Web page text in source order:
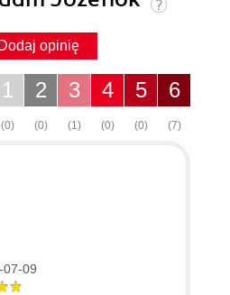
Dodaj opinię
6
(7)
5
(0)
4
(0)
3
(1)
2
(0)
1
(0)
07-09